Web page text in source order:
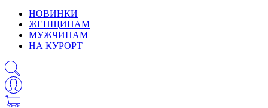
НОВИНКИ
ЖЕНЩИНАМ
МУЖЧИНАМ
НА КУРОРТ